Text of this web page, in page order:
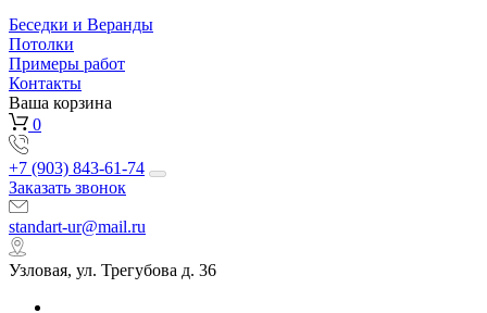
Беседки и Веранды
Потолки
Примеры работ
Контакты
Ваша корзина
0
+7 (903) 843-61-74
Заказать звонок
standart-ur@mail.ru
Узловая, ул. Трегубова д. 36